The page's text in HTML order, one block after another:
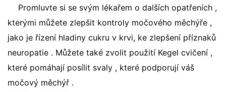
Promluvte si se svým lékařem o dalších opatřeních ,
kterými můžete zlepšit kontroly močového měchýře ,
jako je řízení hladiny cukru v krvi, ke zlepšení příznaků
neuropatie . Můžete také zvolit použití Kegel cvičení ,
které pomáhají posílit svaly , které podporují váš
močový měchýř .